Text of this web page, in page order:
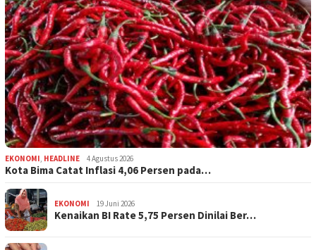
EKONOMI, HEADLINE 4 Agustus 2026
Kota Bima Catat Inflasi 4,06 Persen pada…
EKONOMI 19 Juni 2026
Kenaikan BI Rate 5,75 Persen Dinilai Ber…